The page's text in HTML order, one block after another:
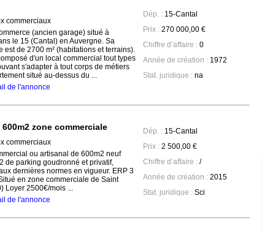
Dép. :15-Cantal
Prix :270 000,00 €
Chiffre d’affaire :0
Année de création :1972
Stat. juridique :na
commerciaux
(ancien garage) situé à
le 15 (Cantal) en Auvergne. Sa
est de 2700 m² (habitations et terrains).
d'un local commercial tout types
s'adapter à tout corps de métiers
situé au-dessus du ...
de l'annonce
zone commerciale Dép. :15-Cantal
Prix :2 500,00 €
Chiffre d’affaire :/
Année de création :2015
Stat. juridique :Sci
commerciaux
ou artisanal de 600m2 neuf
de parking goudronné et privatif,
dernières normes en vigueur. ERP 3
en zone commerciale de Saint
Loyer 2500€/mois ...
de l'annonce